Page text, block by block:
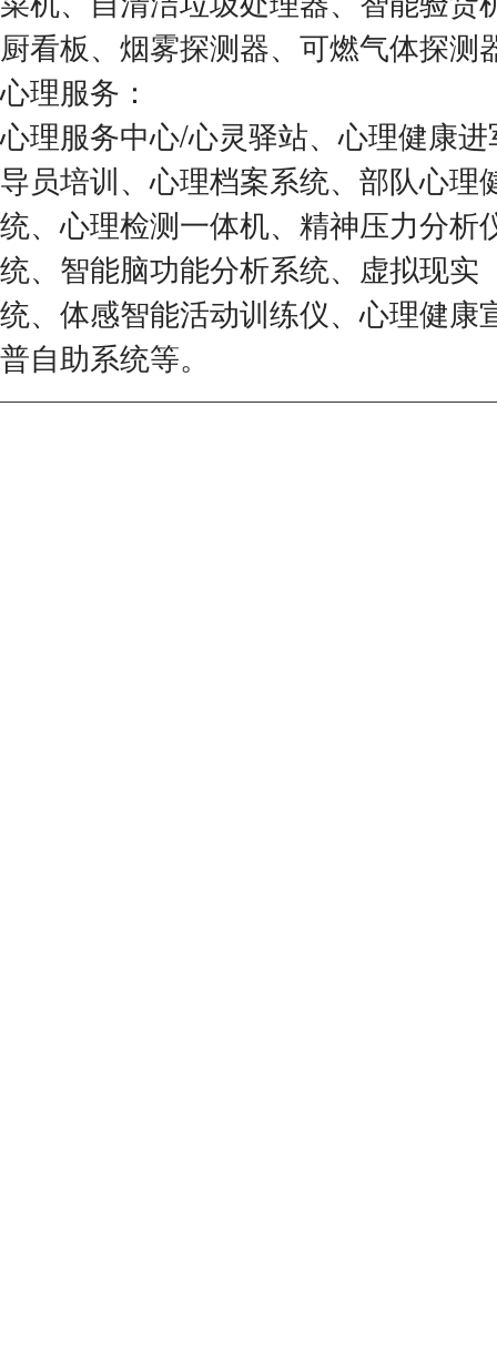
厨看板、烟雾探测器、可燃气体探测
心理服务：
心理服务中心/心灵驿站、心理健康
导员培训、心理档案系统、部队心理
统、心理检测一体机、精神压力分析
统、智能脑功能分析系统、虚拟现实
统、体感智能活动训练仪、心理健康
普自助系统等。